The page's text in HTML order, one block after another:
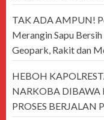
TAK ADA AMPUN!
Merangin Sapu
Geopark, Rakit dan
HEBOH
NARKOBA DIBAWA
PROSES BERJALAN